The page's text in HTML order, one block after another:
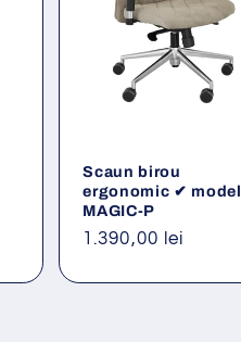
Scaun birou
ergonomic ✔ model
MAGIC-P
Preț
1.390,00 lei